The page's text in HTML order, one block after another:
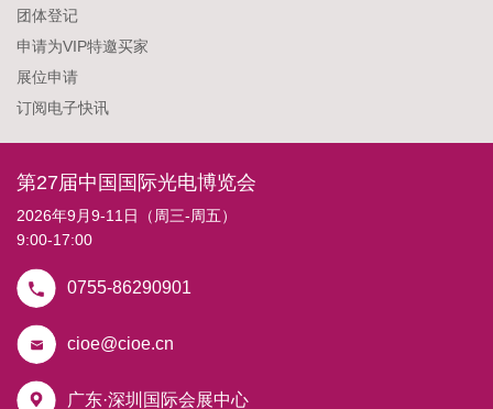
团体登记
申请为VIP特邀买家
展位申请
订阅电子快讯
第27届中国国际光电博览会
2026年9月9-11日（周三-周五）
9:00-17:00
0755-86290901
cioe@cioe.cn
广东·深圳国际会展中心